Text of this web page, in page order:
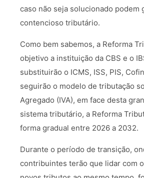
caso não seja solucionado podem
contencioso tributário.
Como bem sabemos, a Reforma
objetivo a instituição da CBS e o
substituirão o ICMS, ISS, PIS,
seguirão o modelo de tributação
Agregado (IVA), em face desta
sistema tributário, a Reforma
forma gradual entre 2026 a 2032.
Durante o período de transição,
contribuintes terão que lidar com